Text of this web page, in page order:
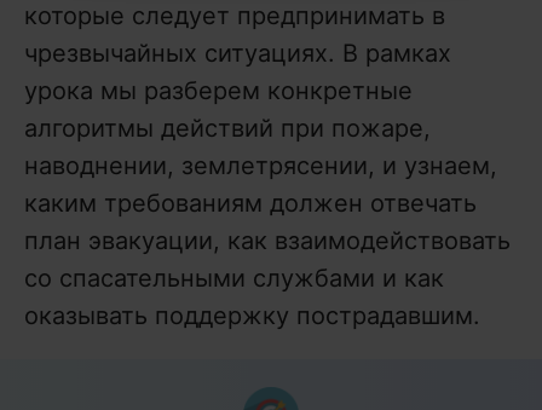
которые следует предпринимать в
чрезвычайных ситуациях. В рамках
урока мы разберем конкретные
алгоритмы действий при пожаре,
наводнении, землетрясении, и узнаем,
каким требованиям должен отвечать
план эвакуации, как взаимодействовать
со спасательными службами и как
оказывать поддержку пострадавшим.